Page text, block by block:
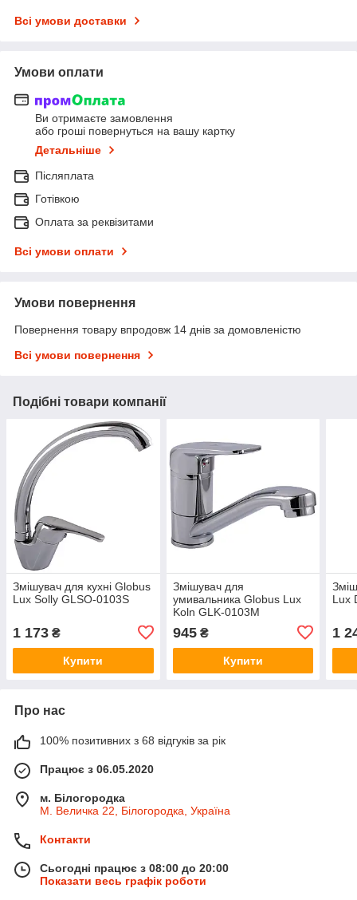
Всі умови доставки
Умови оплати
Ви отримаєте замовлення
або гроші повернуться на вашу картку
Детальніше
Післяплата
Готівкою
Оплата за реквізитами
Всі умови оплати
Умови повернення
Повернення товару впродовж 14 днів за домовленістю
Всі умови повернення
Подібні товари компанії
Змішувач для кухні Globus
Lux Solly GLSO-0103S
1 173 ₴
Купити
Змішувач для
умивальника Globus Lux
Koln GLK-0103M
945₴
Купити
Lux
1
Про нас
100% позитивних з 68 відгуків за рік
Працює з 06.05.2020
м. Білогородка
М. Величка 22, Білогородка, Україна
Контакти
Сьогодні працює з 08:00 до 20:00
Показати весь графік роботи